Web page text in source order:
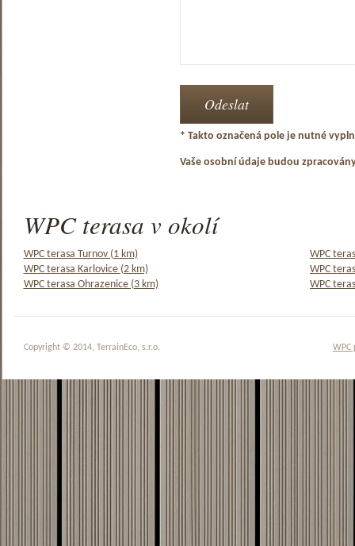
* Takto označená pole je nutné
Vaše osobní údaje budou
WPC terasa v okolí
WPC terasa Turnov (1 km)
WPC
WPC terasa Karlovice (2 km)
WPC
WPC terasa Ohrazenice (3 km)
WPC
WPC
Copyright © 2014, TerrainEco, s.r.o.